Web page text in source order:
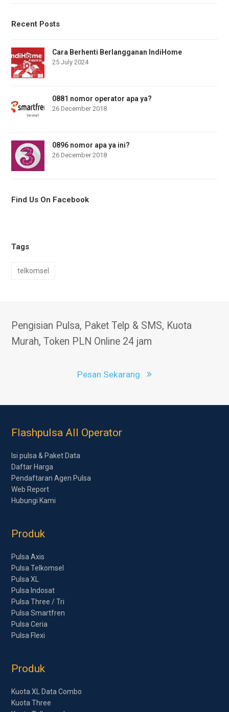
Recent Posts
Cara Berhenti Berlangganan IndiHome
25 July 2024
0881 nomor operator apa ya?
26 December 2018
0896 nomor apa ya ini?
26 December 2018
Find Us On Facebook
Tags
telkomsel
Pengisian Pulsa, Paket Telp & SMS, Kuota
Murah, Token PLN Online 24 jam
Pesan Sekarang
Flashpulsa All Operator
Isi pulsa & Paket Data
Daftar Harga
Pendaftaran Agen Pulsa
Web Report
Hubungi Kami
Produk
Pulsa Axis
Pulsa Telkomsel
Pulsa XL
Pulsa Indosat
Pulsa Three / Tri
Pulsa Smartfren
Pulsa Ceria
Pulsa Flexi
Produk
Kuota XL Data Combo
Kuota Three